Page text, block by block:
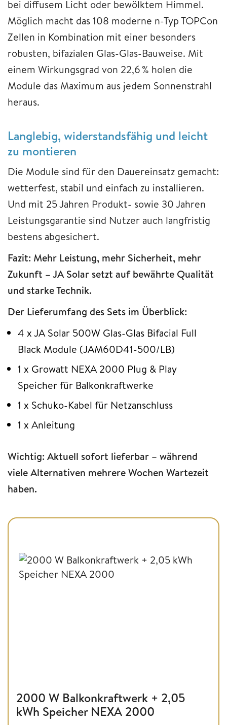
bei diffusem Licht oder bewölktem Himmel.
Möglich macht das 108 moderne n-Typ TOPCon
Zellen in Kombination mit einer besonders
robusten, bifazialen Glas-Glas-Bauweise. Mit
einem Wirkungsgrad von 22,6 % holen die
Module das Maximum aus jedem Sonnenstrahl
heraus.
Langlebig, widerstandsfähig und leicht
zu montieren
Die Module sind für den Dauereinsatz gemacht:
wetterfest, stabil und einfach zu installieren.
Und mit 25 Jahren Produkt- sowie 30 Jahren
Leistungsgarantie sind Nutzer auch langfristig
bestens abgesichert.
Fazit: Mehr Leistung, mehr Sicherheit, mehr
Zukunft – JA Solar setzt auf bewährte Qualität
und starke Technik.
Der Lieferumfang des Sets im Überblick:
4 x JA Solar 500W Glas-Glas Bifacial Full
Black Module (JAM60D41-500/LB)
1 x Growatt NEXA 2000 Plug & Play
Speicher für Balkonkraftwerke
1 x Schuko-Kabel für Netzanschluss
1 x Anleitung
Wichtig: Aktuell sofort lieferbar – während
viele Alternativen mehrere Wochen Wartezeit
haben.
2000 W Balkonkraftwerk + 2,05
kWh Speicher NEXA 2000